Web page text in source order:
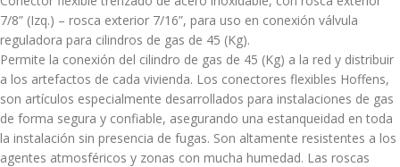
7/8” (Izq.) – rosca exterior 7/16”, para uso en conexión válvula
reguladora para cilindros de gas de 45 (Kg).
Permite la conexión del cilindro de gas de 45 (Kg) a la red y distribuir
a los artefactos de cada vivienda. Los conectores flexibles Hoffens,
son artículos especialmente desarrollados para instalaciones de gas
de forma segura y confiable, asegurando una estanqueidad en toda
la instalación sin presencia de fugas. Son altamente resistentes a los
agentes atmosféricos y zonas con mucha humedad. Las roscas